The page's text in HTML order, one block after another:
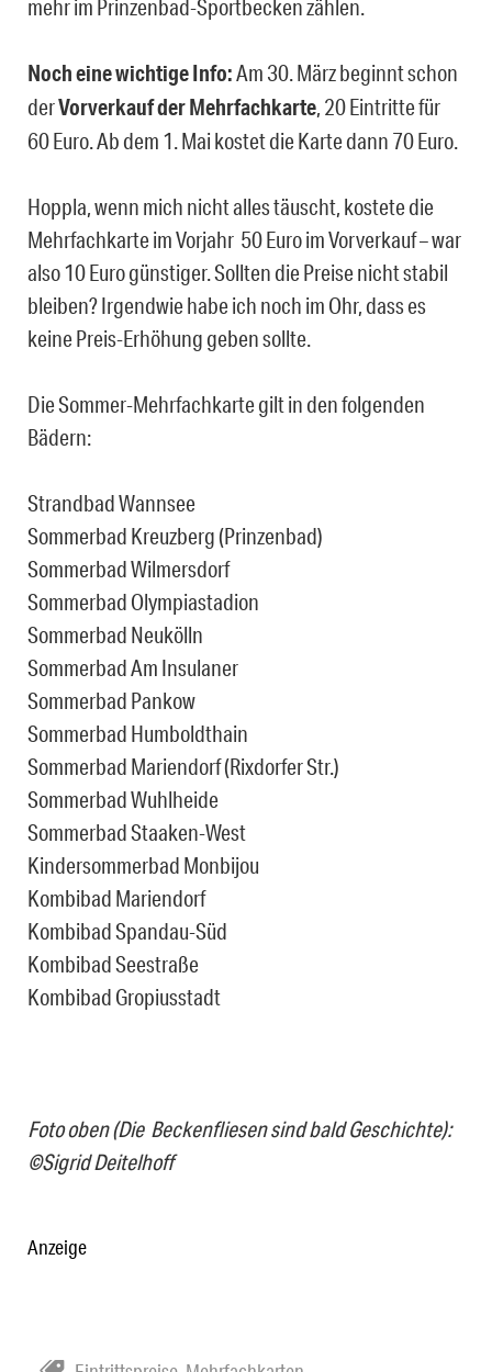
mehr im Prinzenbad-Sportbecken zählen.
Noch eine wichtige Info:Am 30. März beginnt schon
derVorverkauf der Mehrfachkarte, 20 Eintritte für
60 Euro. Ab dem 1. Mai kostet die Karte dann 70 Euro.
Hoppla, wenn mich nicht alles täuscht, kostete die
Mehrfachkarte im Vorjahr 50 Euro im Vorverkauf – war
also 10 Euro günstiger. Sollten die Preise nicht stabil
bleiben? Irgendwie habe ich noch im Ohr, dass es
keine Preis-Erhöhung geben sollte.
Die Sommer-Mehrfachkarte gilt in den folgenden
Bädern:
Strandbad Wannsee
Sommerbad Kreuzberg (Prinzenbad)
Sommerbad Wilmersdorf
Sommerbad Olympiastadion
Sommerbad Neukölln
Sommerbad Am Insulaner
Sommerbad Pankow
Sommerbad Humboldthain
Sommerbad Mariendorf (Rixdorfer Str.)
Sommerbad Wuhlheide
Sommerbad Staaken-West
Kindersommerbad Monbijou
Kombibad Mariendorf
Kombibad Spandau-Süd
Kombibad Seestraße
Kombibad Gropiusstadt
Foto oben (Die Beckenfliesen sind bald Geschichte):
©Sigrid Deitelhoff
Anzeige